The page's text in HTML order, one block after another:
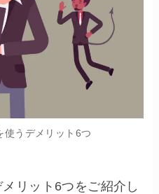
使うデメリット6つ
リット6つをご紹介し